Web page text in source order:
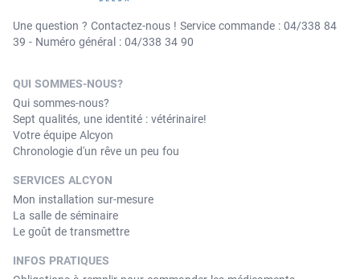
Une question ? Contactez-nous ! Service commande : 04/338 84
39 - Numéro général : 04/338 34 90
QUI SOMMES-NOUS?
Qui sommes-nous?
Sept qualités, une identité : vétérinaire!
Votre équipe Alcyon
Chronologie d'un rêve un peu fou
SERVICES ALCYON
Mon installation sur-mesure
La salle de séminaire
Le goût de transmettre
INFOS PRATIQUES